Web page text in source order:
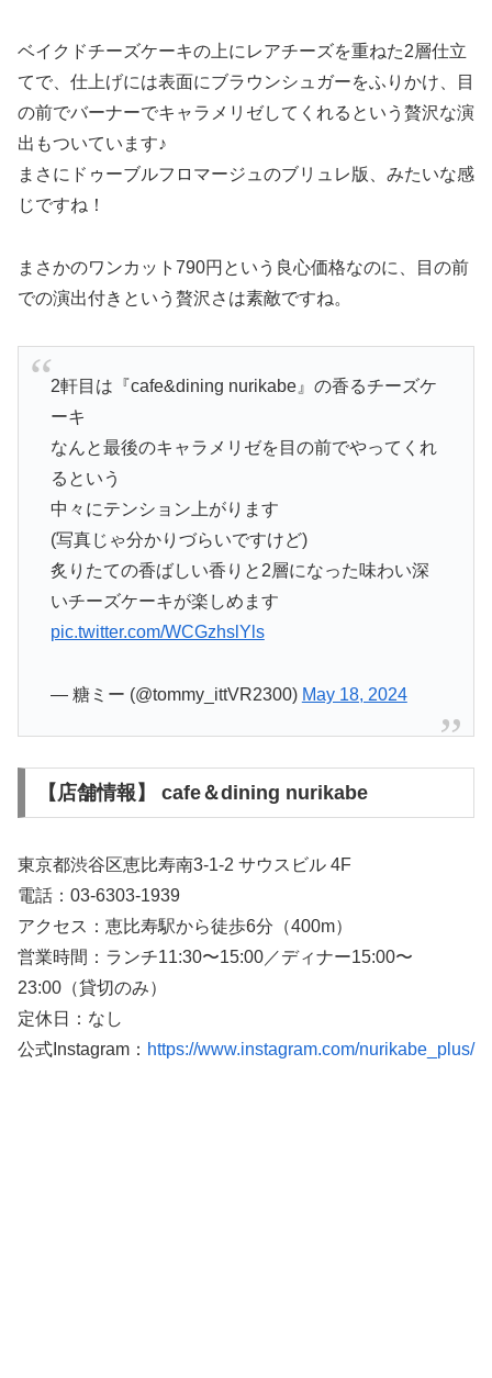
ベイクドチーズケーキの上にレアチーズを重ねた2層仕立
てで、仕上げには表面にブラウンシュガーをふりかけ、目
の前でバーナーでキャラメリゼしてくれるという贅沢な演
出もついています♪
まさにドゥーブルフロマージュのブリュレ版、みたいな感
じですね！
まさかのワンカット790円という良心価格なのに、目の前
での演出付きという贅沢さは素敵ですね。
2軒目は『cafe&dining nurikabe』の香るチーズケ
ーキ
なんと最後のキャラメリゼを目の前でやってくれ
るという
中々にテンション上がります
(写真じゃ分かりづらいですけど)
炙りたての香ばしい香りと2層になった味わい深
いチーズケーキが楽しめます
pic.twitter.com/WCGzhslYls
— 糖ミー (@tommy_ittVR2300) May 18, 2024
【店舗情報】 cafe＆dining nurikabe
東京都渋谷区恵比寿南3-1-2 サウスビル 4F
電話：03-6303-1939
アクセス：恵比寿駅から徒歩6分（400m）
営業時間：ランチ11:30〜15:00／ディナー15:00〜
23:00（貸切のみ）
定休日：なし
公式Instagram： https://www.instagram.com/nurikabe_plus/